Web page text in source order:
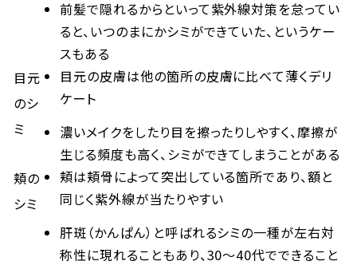
前髪で隠れるからといって紫外線対策を怠ってい
ると、いつのまにかシミができていた、というケー
スもある
目元
のシ
ミ
目元の皮膚は他の箇所の皮膚に比べて薄くデリ
ケート
濃いメイクをしたり目を擦ったりしやすく、摩擦が
生じる頻度も高く、シミができてしまうことがある
頬の
シミ
頬は頬骨によって突出している箇所であり、額と
同じく紫外線が当たりやすい
肝斑（かんぱん）と呼ばれるシミの一種が左右対
称性に現れることもあり、30～40代でできること